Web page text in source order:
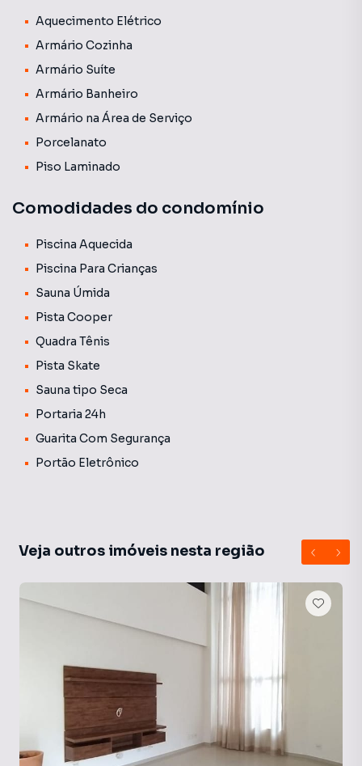
de garagem .
Aquecimento Elétrico
Armário Cozinha
Armário Suíte
Armário Banheiro
Armário na Área de Serviço
Porcelanato
Piso Laminado
Comodidades do condomínio
Piscina Aquecida
Piscina Para Crianças
Sauna Úmida
Pista Cooper
Quadra Tênis
Pista Skate
Sauna tipo Seca
Portaria 24h
Guarita Com Segurança
Portão Eletrônico
Veja outros imóveis nesta região